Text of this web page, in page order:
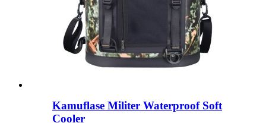
Kamuflase Militer Waterproof Soft
Cooler